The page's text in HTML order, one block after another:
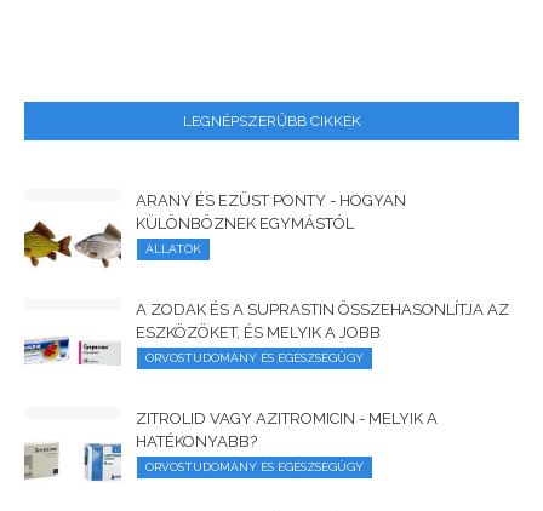
LEGNÉPSZERŰBB CIKKEK
ARANY ÉS EZÜST PONTY - HOGYAN
KÜLÖNBÖZNEK EGYMÁSTÓL
ÁLLATOK
A ZODAK ÉS A SUPRASTIN ÖSSZEHASONLÍTJA AZ
ESZKÖZÖKET, ÉS MELYIK A JOBB
ORVOSTUDOMÁNY ÉS EGÉSZSÉGÜGY
ZITROLID VAGY AZITROMICIN - MELYIK A
HATÉKONYABB?
ORVOSTUDOMÁNY ÉS EGÉSZSÉGÜGY